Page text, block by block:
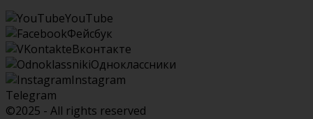
YouTube
Фейсбук
Вконтакте
Одноклассники
Instagram
Telegram
©2025 - All rights reserved